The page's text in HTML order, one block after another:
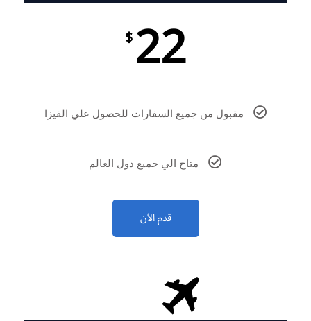
22
$
مقبول من جميع السفارات للحصول علي الفيزا
متاح الي جميع دول العالم
قدم الأن